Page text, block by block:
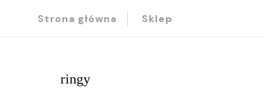
Strona główna Sklep
ringy